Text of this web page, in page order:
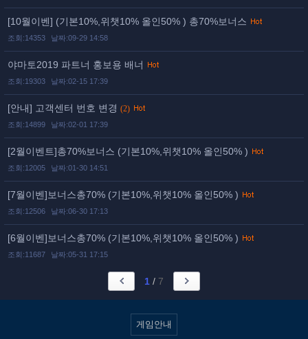
[10월이벤] (기본10%,위챗10% 올인50% ) 총70%보너스
조회:14353 날짜:09-29 14:58
야마토2019 파트너 홍보용 배너
조회:19303 날짜:02-15 17:39
[안내] 고객센터 번호 변경 (2)
조회:14899 날짜:02-01 17:39
[2월이벤트]총70%보너스 (기본10%,위챗10% 올인50% )
조회:12005 날짜:01-30 14:51
[7월이벤]보너스총70% (기본10%,위챗10% 올인50% )
조회:12506 날짜:06-30 17:13
[6월이벤]보너스총70% (기본10%,위챗10% 올인50% )
조회:11687 날짜:05-31 17:15
1 / 7
게임안내